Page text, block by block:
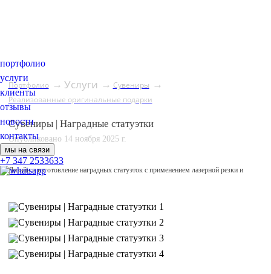
портфолио
услуги
клиенты
отзывы
новости
контакты
мы на связи
+7 347 2533633
Портфолио → Услуги → Сувениры →
Реализованные оригинальные подарки
Сувениры | Наградные статуэтки
Опубликовано 14 ноября 2025 г.
Дизайн и изготовление наградных статуэток с применением лазерной резки и